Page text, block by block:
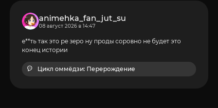
animehka_fan_jut_su
08 август 2026 в 14:47
е**ть так это ре зеро ну проды соровно не будет это
конец истории
Цикл оммёдзи: Перерождение